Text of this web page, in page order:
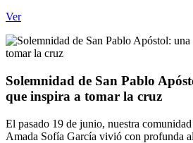
Ver
Solemnidad de San Pablo
que inspira a tomar la cruz
El pasado 19 de junio, nuestra
Amada Sofía García vivió con profunda